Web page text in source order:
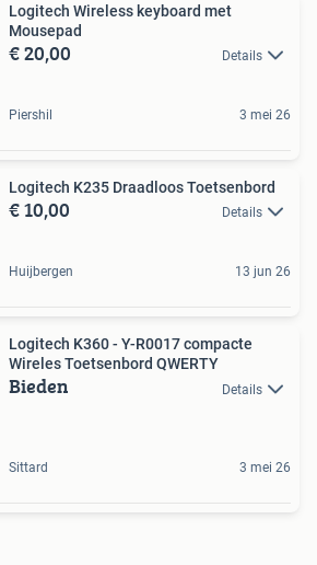
Logitech Wireless keyboard met
Mousepad
€ 20,00 Details
Piershil 3 mei 26
Logitech K235 Draadloos Toetsenbord
€ 10,00 Details
Huijbergen 13 jun 26
Logitech K360 - Y-R0017 compacte
Wireles Toetsenbord QWERTY
Bieden Details
Sittard 3 mei 26